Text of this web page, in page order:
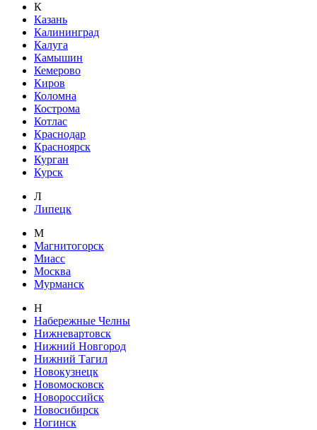
К
Казань
Калининград
Калуга
Камышин
Кемерово
Киров
Коломна
Кострома
Котлас
Краснодар
Красноярск
Курган
Курск
Л
Липецк
М
Магнитогорск
Миасс
Москва
Мурманск
Н
Набережные Челны
Нижневартовск
Нижний Новгород
Нижний Тагил
Новокузнецк
Новомосковск
Новороссийск
Новосибирск
Ногинск